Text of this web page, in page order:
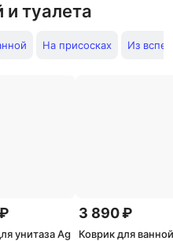
и туалета
На присосках Из
унитаза Ag
3 890 ₽
Коврик для ванной